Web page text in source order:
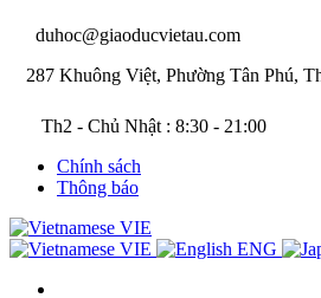
duhoc@giaoducvietau.com
287 Khuông Việt, Phường Tân Phú,
Th2 - Chủ Nhật : 8:30 - 21:00
Chính sách
Thông báo
VIE
VIE
ENG